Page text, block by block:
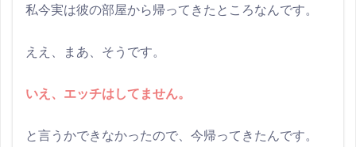
私今実は彼の部屋から帰ってきたところなんです。
ええ、まあ、そうです。
いえ、エッチはしてません。
と言うかできなかったので、今帰ってきたんです。